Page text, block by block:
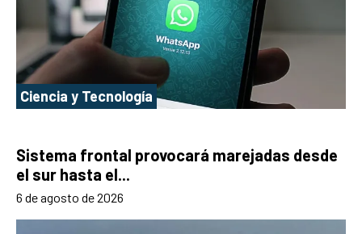
Ciencia y Tecnología
Sistema frontal provocará marejadas desde
el sur hasta el...
6 de agosto de 2026